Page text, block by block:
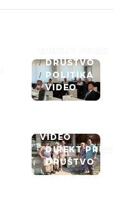
DRUŠTVO
POLITIKA
VIDEO
VIDEO
DIREKT PRIČE
DRUŠTVO